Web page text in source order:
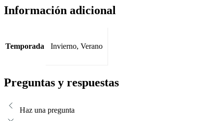
Información adicional
Temporada Invierno, Verano
Preguntas y respuestas
Haz una pregunta